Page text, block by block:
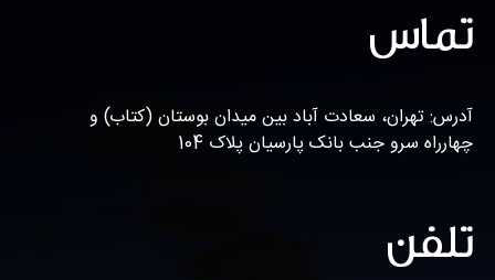
تماس
آدرس: تهران، سعادت آباد بین میدان بوستان (کتاب) و
چهارراه سرو جنب بانک پارسیان پلاک 104
تلفن